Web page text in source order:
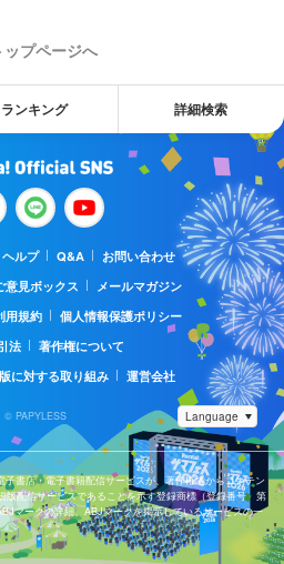
ップページへ
ランキング 詳細検索
ヘルプ Q&A
お問い合わせ
意見ボックス
メールマガジン
用規約
個人情報保護ポリシー
法
著作権について
に対する取り組み 運営会社
© PAPYLESS
子書店・電子書籍配信サービスが、著作権者からコンテン
版配信サービスであることを示す登録商標（登録番号 第
マークの詳細、ABJマークを掲示しているサービスの一